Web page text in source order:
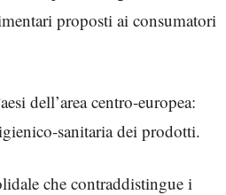
proposti ai consumatori
dell’area centro-europea:
sanitaria dei prodotti.
che contraddistingue i